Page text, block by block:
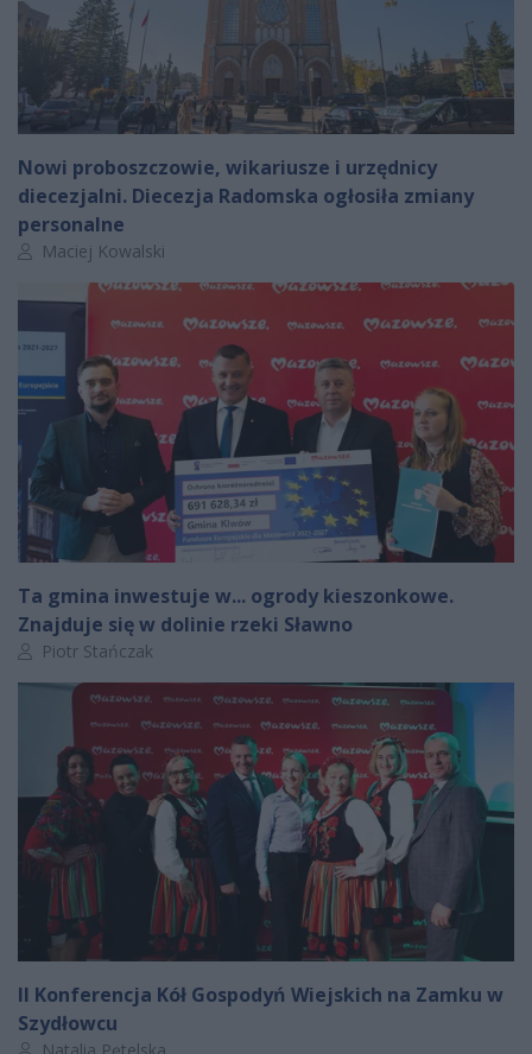
Nowi proboszczowie, wikariusze i urzędnicy
diecezjalni. Diecezja Radomska ogłosiła zmiany
personalne
Autor artykułu:
Maciej Kowalski
Ta gmina inwestuje w... ogrody kieszonkowe.
Znajduje się w dolinie rzeki Sławno
Autor artykułu:
Piotr Stańczak
II Konferencja Kół Gospodyń Wiejskich na Zamku w
Szydłowcu
Autor artykułu:
Natalia Pętelska